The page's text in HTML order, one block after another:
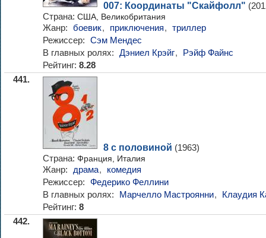
007: Координаты "Скайфолл"
Страна: США, Великобритания
Жанр: боевик, приключения, триллер
Режиссер: Сэм Мендес
В главных ролях: Дэниел Крэйг,
Рэйф Файнс
Рейтинг: 8.28
441.
8 с половиной (1963)
Страна: Франция, Италия
Жанр: драма,
комедия
Режиссер: Федерико Феллини
В главных ролях:
Марчелло Мастроянни,
Клаудия
Рейтинг: 8
442.